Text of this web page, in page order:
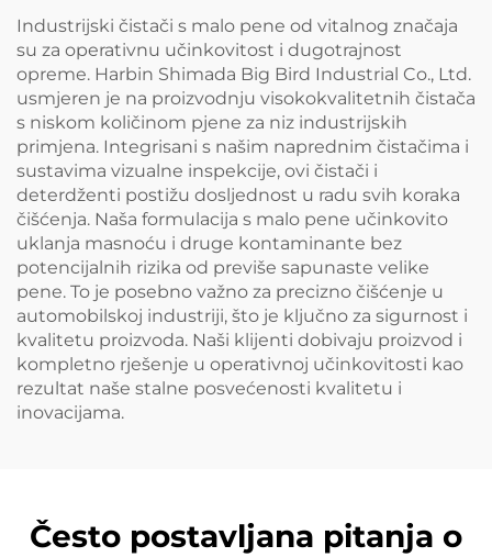
Industrijski čistači s malo pene od vitalnog značaja
su za operativnu učinkovitost i dugotrajnost
opreme. Harbin Shimada Big Bird Industrial Co., Ltd.
usmjeren je na proizvodnju visokokvalitetnih čistača
s niskom količinom pjene za niz industrijskih
primjena. Integrisani s našim naprednim čistačima i
sustavima vizualne inspekcije, ovi čistači i
deterdženti postižu dosljednost u radu svih koraka
čišćenja. Naša formulacija s malo pene učinkovito
uklanja masnoću i druge kontaminante bez
potencijalnih rizika od previše sapunaste velike
pene. To je posebno važno za precizno čišćenje u
automobilskoj industriji, što je ključno za sigurnost i
kvalitetu proizvoda. Naši klijenti dobivaju proizvod i
kompletno rješenje u operativnoj učinkovitosti kao
rezultat naše stalne posvećenosti kvalitetu i
inovacijama.
Često postavljana pitanja o